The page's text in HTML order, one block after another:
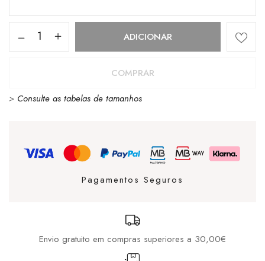
Quantidade
Grey
ADICIONAR
COMPRAR
> Consulte as tabelas de tamanhos
Pagamentos Seguros
Envio gratuito em compras superiores a 30,00€